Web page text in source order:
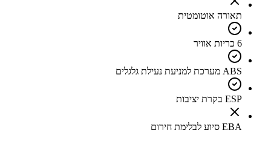
תאורה אוטומטית
6 כריות אוויר
ABS מערכת למניעת נעילת גלגלים
ESP בקרת יציבות
EBA סיוע לבלימת חירום